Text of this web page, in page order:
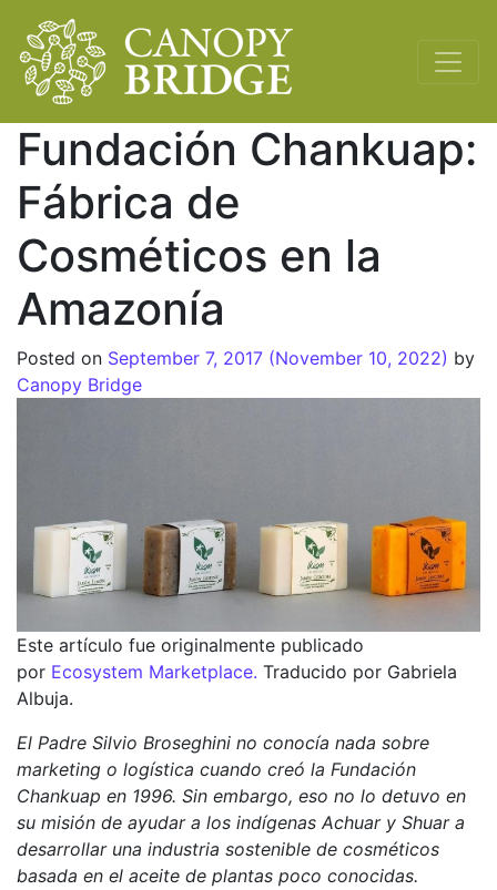
Main Navigation
Fundación Chankuap:
Fábrica de
Cosméticos en la
Amazonía
Posted on September 7, 2017 (November 10, 2022) by
Canopy Bridge
Este artículo fue originalmente publicado
por Ecosystem Marketplace. Traducido por Gabriela
Albuja.
El Padre Silvio Broseghini no conocía nada sobre
marketing o logística cuando creó la Fundación
Chankuap en 1996. Sin embargo, eso no lo detuvo en
su misión de ayudar a los indígenas Achuar y Shuar a
desarrollar una industria sostenible de cosméticos
basada en el aceite de plantas poco conocidas.